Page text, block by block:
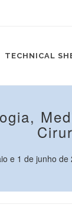
TECHNICAL
e 1 de junho